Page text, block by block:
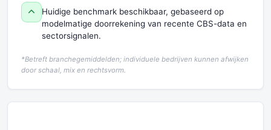
Huidige benchmark beschikbaar, gebaseerd op
modelmatige doorrekening van recente CBS-data en
sectorsignalen.
*Betreft branchegemiddelden; individuele bedrijven kunnen afwijken
door schaal, mix en rechtsvorm.